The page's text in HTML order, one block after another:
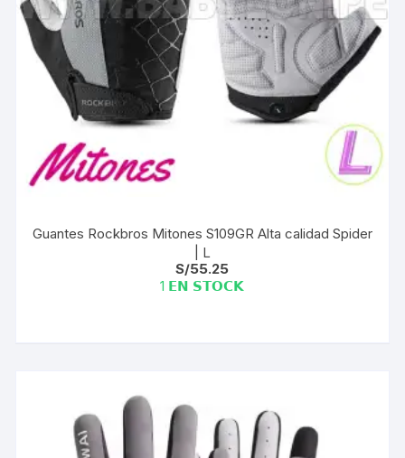
Guantes Rockbros Mitones S109GR Alta calidad Spider
| L
S/55.25
1 𝗘𝗡 𝗦𝗧𝗢𝗖𝗞